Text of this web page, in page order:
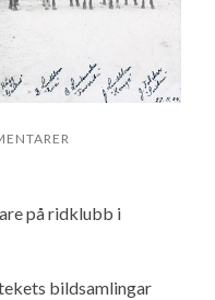
på ridklubb i
bildsamlingar